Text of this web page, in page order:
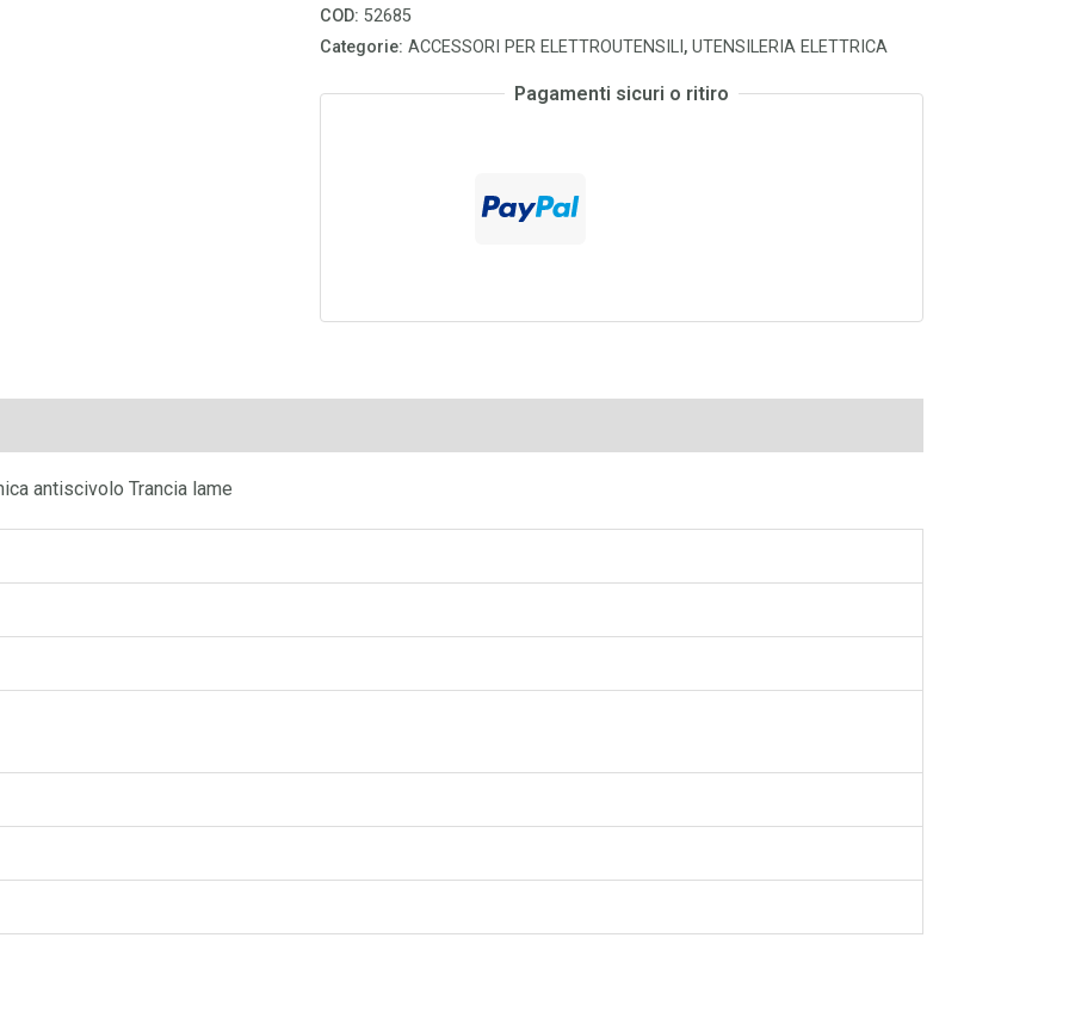
COD: 52685
Categorie: ACCESSORI PER ELETTROUTENSILI , UTENSILERIA ELETTRICA
Pagamenti sicuri o ritiro
antiscivolo Trancia lame